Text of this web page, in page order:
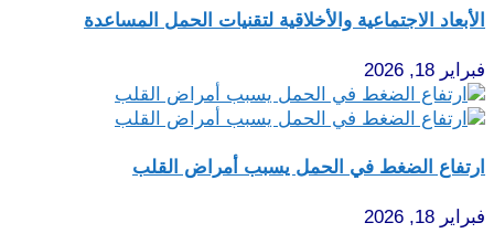
الأبعاد الاجتماعية والأخلاقية لتقنيات الحمل المساعدة
فبراير 18, 2026
ارتفاع الضغط في الحمل يسبب أمراض القلب
فبراير 18, 2026